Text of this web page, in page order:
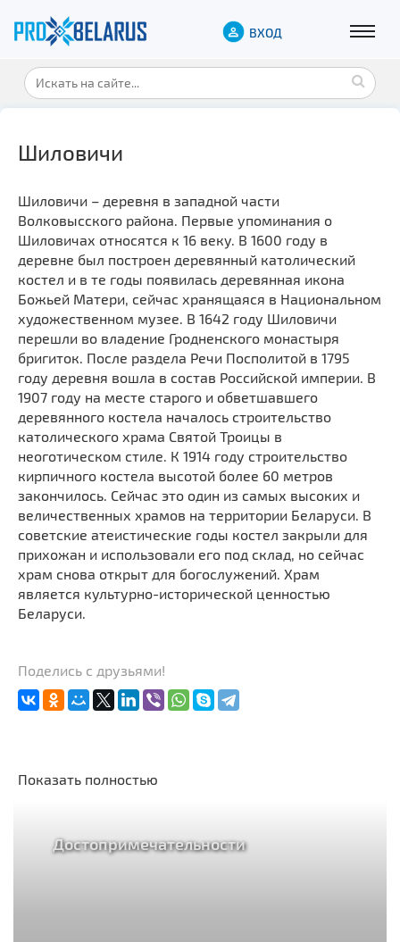
ВХОД
Шиловичи
Шиловичи – деревня в западной части
Волковысского района. Первые упоминания о
Шиловичах относятся к 16 веку. В 1600 году в
деревне был построен деревянный католический
костел и в те годы появилась деревянная икона
Божьей Матери, сейчас хранящаяся в Национальном
художественном музее. В 1642 году Шиловичи
перешли во владение Гродненского монастыря
бригиток. После раздела Речи Посполитой в 1795
году деревня вошла в состав Российской империи. В
1907 году на месте старого и обветшавшего
деревянного костела началось строительство
католического храма Святой Троицы в
неоготическом стиле. К 1914 году строительство
кирпичного костела высотой более 60 метров
закончилось. Сейчас это один из самых высоких и
величественных храмов на территории Беларуси. В
советские атеистические годы костел закрыли для
прихожан и использовали его под склад, но сейчас
храм снова открыт для богослужений. Храм
является культурно-исторической ценностью
Беларуси.
Поделись с друзьями!
Показать полностью
Достопримечательности